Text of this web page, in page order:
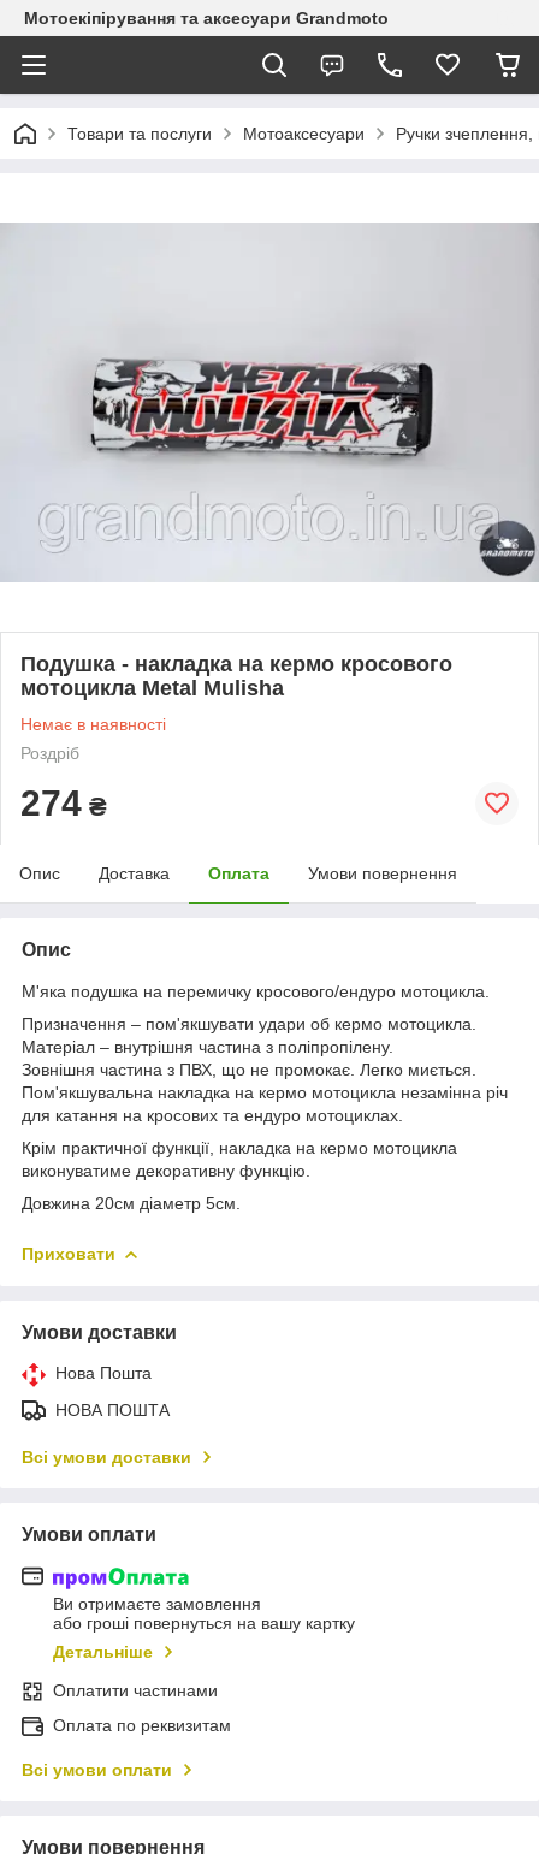
Мотоекіпірування та аксесуари Grandmoto
Товари та послуги Мотоаксесуари Ручки зчеплення,
Подушка - накладка на кермо кросового
мотоцикла Metal Mulisha
Немає в наявності
Роздріб
274 ₴
Опис Доставка Оплата Умови повернення
Опис
М'яка подушка на перемичку кросового/ендуро мотоцикла.
Призначення – пом'якшувати удари об кермо мотоцикла.
Матеріал – внутрішня частина з поліпропілену.
Зовнішня частина з ПВХ, що не промокає. Легко миється.
Пом'якшувальна накладка на кермо мотоцикла незамінна річ
для катання на кросових та ендуро мотоциклах.
Крім практичної функції, накладка на кермо мотоцикла
виконуватиме декоративну функцію.
Довжина 20см діаметр 5см.
Приховати
Умови доставки
Нова Пошта
НОВА ПОШТА
Всі умови доставки
Умови оплати
Ви отримаєте замовлення
або гроші повернуться на вашу картку
Детальніше
Оплатити частинами
Оплата по реквизитам
Всі умови оплати
Умови повернення